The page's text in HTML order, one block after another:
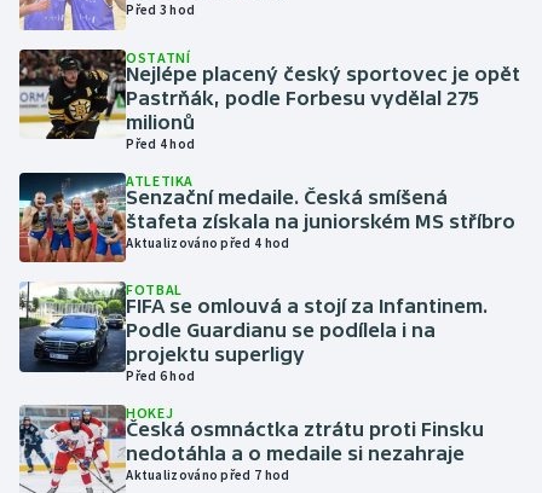
Judo
Krasobruslení
Lezení
Lyže a snowboard
Moderní pětiboj
Motorsport
Olympijské hry
Parasport
Plavání
Před 3 hod
OSTATNÍ
Nejlépe placený český sportovec je opět
Pastrňák, podle Forbesu vydělal 275
milionů
Před 4 hod
ATLETIKA
Senzační medaile. Česká smíšená
štafeta získala na juniorském MS stříbro
Aktualizováno před 4 hod
FOTBAL
FIFA se omlouvá a stojí za Infantinem.
Podle Guardianu se podílela i na
projektu superligy
Před 6 hod
HOKEJ
Česká osmnáctka ztrátu proti Finsku
nedotáhla a o medaile si nezahraje
Aktualizováno před 7 hod